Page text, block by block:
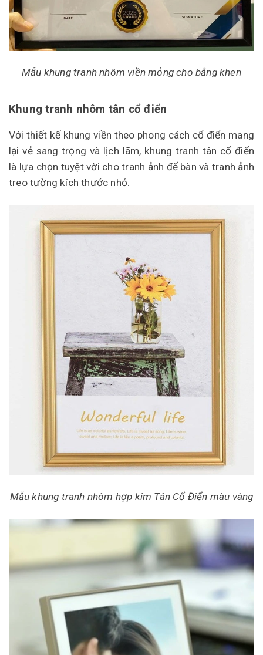
Mẫu khung tranh nhôm viền mỏng cho bằng khen
Khung tranh nhôm tân cổ điển
Với thiết kế khung viền theo phong cách cổ điển mang
lại vẻ sang trọng và lịch lãm, khung tranh tân cổ điển
là lựa chọn tuyệt vời cho tranh ảnh để bàn và tranh ảnh
treo tường kích thước nhỏ.
Mẫu khung tranh nhôm hợp kim Tân Cổ Điển màu vàng